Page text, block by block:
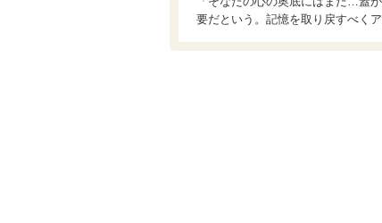
要だという。記憶を取り戻すべく